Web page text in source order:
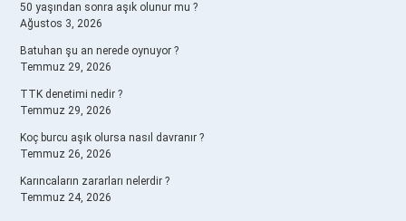
50 yaşından sonra aşık olunur mu ?
Ağustos 3, 2026
Batuhan şu an nerede oynuyor ?
Temmuz 29, 2026
TTK denetimi nedir ?
Temmuz 29, 2026
Koç burcu aşık olursa nasıl davranır ?
Temmuz 26, 2026
Karıncaların zararları nelerdir ?
Temmuz 24, 2026